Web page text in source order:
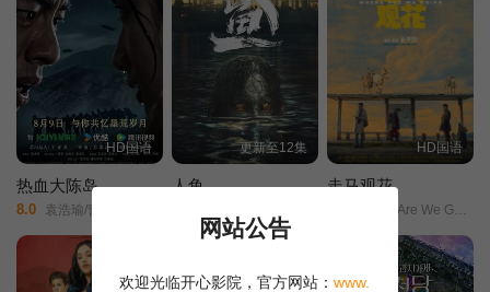
HD国语
热血大陈岛
8.0 袁浩瑜/曹阳明珠/范事成/
更新至12集
人鱼
HD国语
走马观花
Where Are We Going/
网站公告
欢迎光临开心影院，官方网站： www.